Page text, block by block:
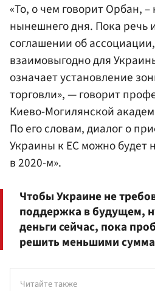
«То, о чем говорит Орбан, –
нынешнего дня. Пока речь
соглашении об
взаимовыгодно для
означает установление
торговли», — говорит
Киево-Могилянской
По его словам, диалог о
Украины к ЕС можно будет
в 2020-м».
Чтобы Украине не
поддержка в будущем,
деньги сейчас, пока
решить меньшими
Читайте также